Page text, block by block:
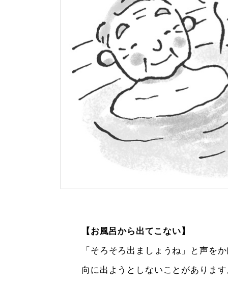
【お風呂から出てこない】
「そろそろ出ましょうね」と声を
向に出ようとしないことがありま